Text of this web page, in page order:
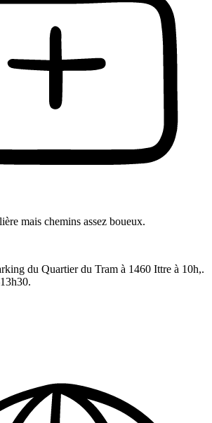
mais chemins assez boueux.
du Quartier du Tram à 1460 Ittre à 10h,.